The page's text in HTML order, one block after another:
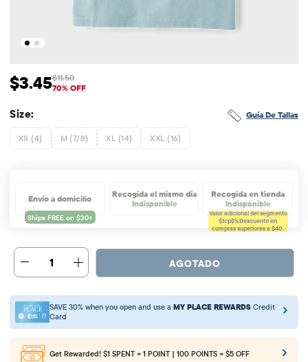
Precio de venta: $3.45
$3.45 Precio original: $11.5
$11.50
70% OFF
Guía De Tallas
Size:
XS (4) M (7/8) XL (14) XXL (16)
Envío a domicilio Recogida el mismo día
Indisponible
Recogida en tienda
Indisponible
Valor adicional del segmento
$tcp$%Descuento en
compras superiores a $40.
1 AGOTADO
SAVE 30% when you open and use a MY PLACE REWARDS Credit
Card
Get Rewarded! $1 SPENT = 1 POINT | 100 POINTS = $5 OFF